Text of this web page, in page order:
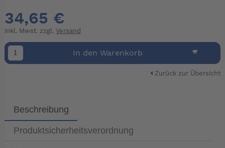
34,65 €
inkl. Mwst. zzgl. Versand
In den Warenkorb
Zurück zur Übersicht
Beschreibung
Produktsicherheitsverordnung